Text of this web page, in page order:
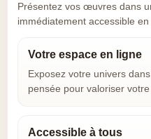
Présentez vos œuvres dans
immédiatement accessible en
Votre espace en ligne
Exposez votre univers
pensée pour valoriser
Accessible à tous